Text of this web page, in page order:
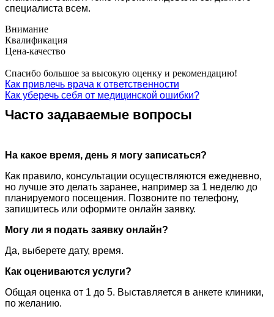
специалиста всем.
Внимание
Квалификация
Цена-качество
Спасибо большое за высокую оценку и рекомендацию!
Как привлечь врача к ответственности
Как уберечь себя от медицинской ошибки?
Часто задаваемые вопросы
На какое время, день я могу записаться?
Как правило, консультации осуществляются ежедневно,
но лучше это делать заранее, например за 1 неделю до
планируемого посещения. Позвоните по телефону,
запишитесь или оформите онлайн заявку.
Могу ли я подать заявку онлайн?
Да, выберете дату, время.
Как оцениваются услуги?
Общая оценка от 1 до 5. Выставляется в анкете клиники,
по желанию.